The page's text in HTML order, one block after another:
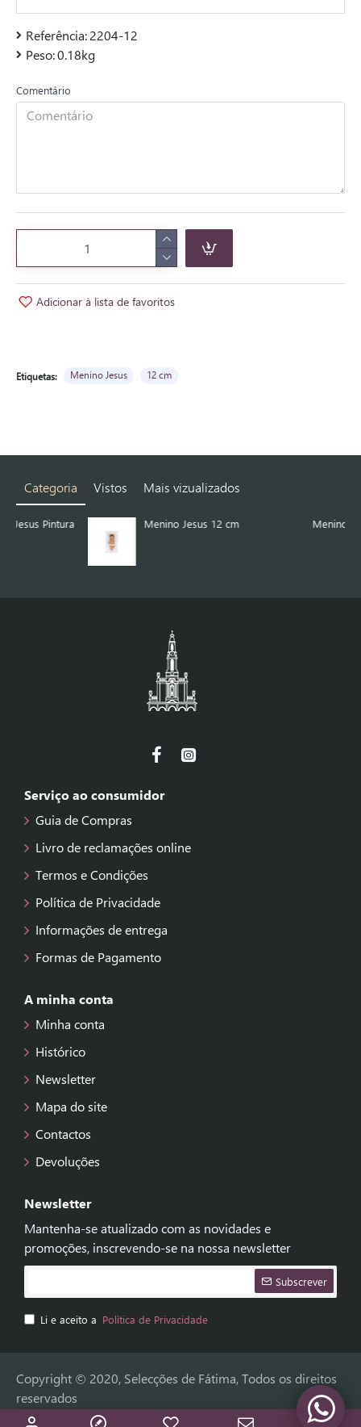
Referência:2204-12
Peso:0.18kg
Comentário
Adicionar à lista de favoritos
Etiquetas: Menino Jesus 12 cm
Categoria Vistos Mais vizualizados
Menino Jesus 12 cm Menino Jesus 12 cm
Serviço ao consumidor
Guia de Compras
Livro de reclamações online
Termos e Condições
Política de Privacidade
Informações de entrega
Formas de Pagamento
A minha conta
Minha conta
Histórico
Newsletter
Mapa do site
Contactos
Devoluções
Newsletter
Mantenha-se atualizado com as novidades e
promoções, inscrevendo-se na nossa newsletter
Subscrever
Li e aceito a Política de Privacidade
Copyright © 2020, Selecções de Fátima, Todos os direitos
reservados